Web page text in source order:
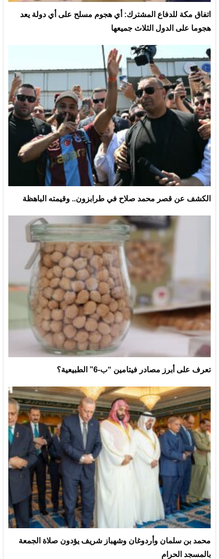
‏اتفاق مكة للدفاع المشترك: أي هجوم مسلح على أي دولة يعد
هجوما على الدول الثلاث جميعها
الكشف عن قصر محمد صلاح في طرابزون.. وقيمته الباهظة
تعرف على أبرز مصادر فيتامين “ب-6” الطبيعية؟
محمد بن سلمان وأردوغان وشهباز شريف يؤدون صلاة الجمعة
بالمسجد الحرام